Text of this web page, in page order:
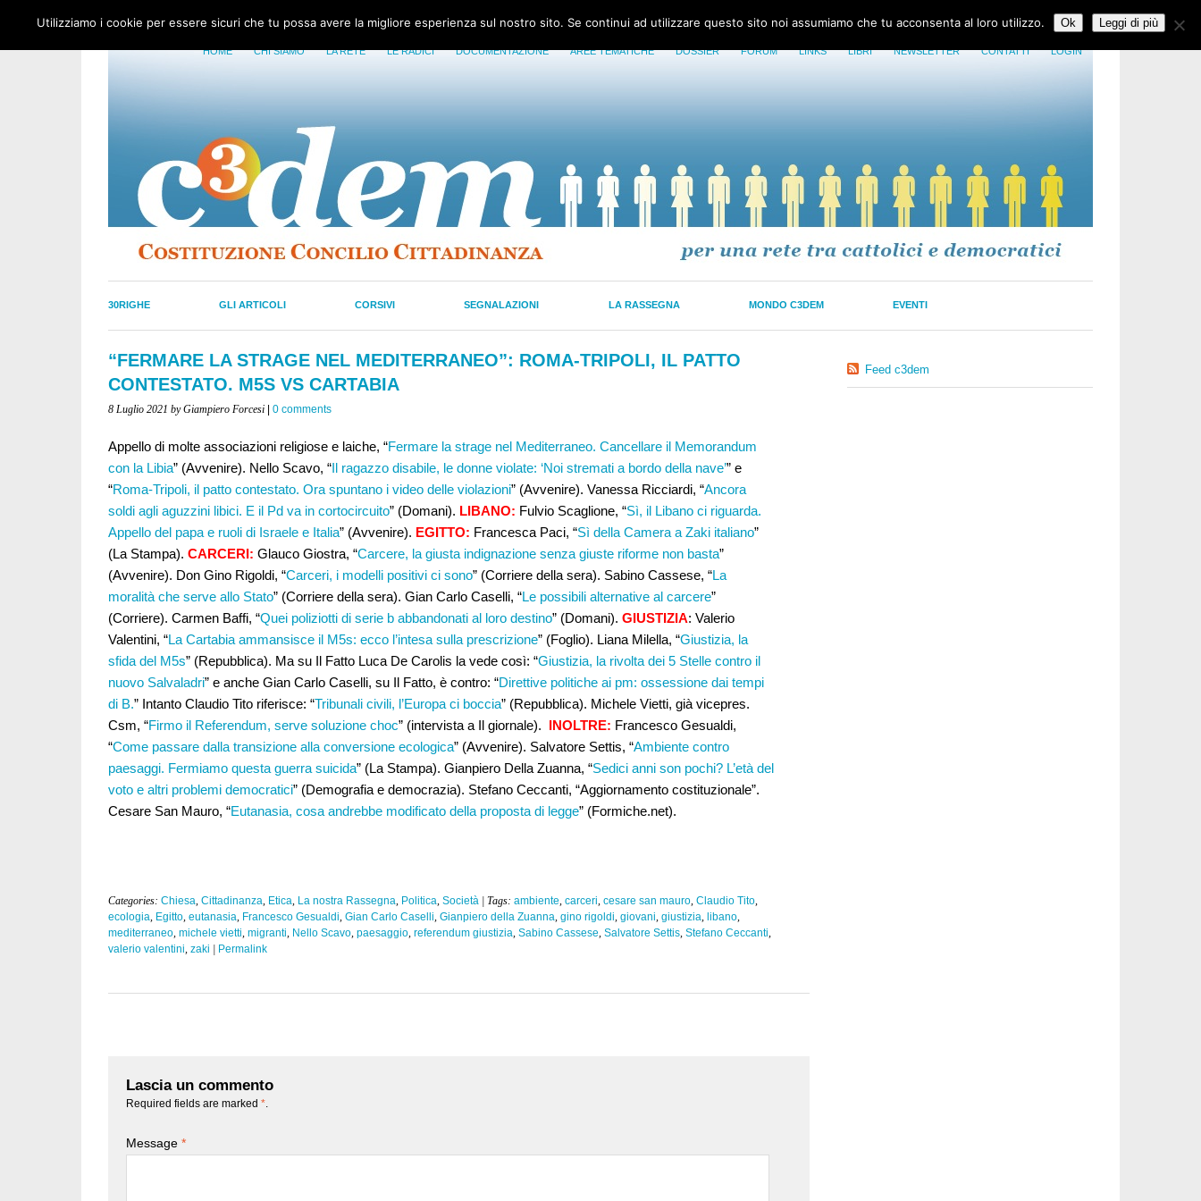
HOME CHI SIAMO LA RETE LE RADICI DOCUMENTAZIONE AREE TEMATICHE DOSSIER FORUM LINKS LIBRI NEWSLETTER CONTATTI LOGIN
30RIGHE GLI ARTICOLI CORSIVI SEGNALAZIONI LA RASSEGNA MONDO C3DEM EVENTI
“FERMARE LA STRAGE NEL MEDITERRANEO”: ROMA-TRIPOLI, IL PATTO
CONTESTATO. M5S VS CARTABIA
8 Luglio 2021 by Giampiero Forcesi 0 comments
Appello di molte associazioni religiose e laiche, “Fermare la strage nel Mediterraneo. Cancellare il Memorandum
con la Libia” (Avvenire). Nello Scavo, “Il ragazzo disabile, le donne violate: ‘Noi stremati a bordo della nave’” e
“Roma-Tripoli, il patto contestato. Ora spuntano i video delle violazioni” (Avvenire). Vanessa Ricciardi, “Ancora
soldi agli aguzzini libici. E il Pd va in cortocircuito” (Domani). LIBANO: Fulvio Scaglione, “Sì, il Libano ci riguarda.
Appello del papa e ruoli di Israele e Italia” (Avvenire). EGITTO: Francesca Paci, “Sì della Camera a Zaki italiano”
(La Stampa). CARCERI: Glauco Giostra, “Carcere, la giusta indignazione senza giuste riforme non basta”
(Avvenire). Don Gino Rigoldi, “Carceri, i modelli positivi ci sono” (Corriere della sera). Sabino Cassese, “La
moralità che serve allo Stato” (Corriere della sera). Gian Carlo Caselli, “Le possibili alternative al carcere”
(Corriere). Carmen Baffi, “Quei poliziotti di serie b abbandonati al loro destino” (Domani). GIUSTIZIA: Valerio
Valentini, “La Cartabia ammansisce il M5s: ecco l’intesa sulla prescrizione” (Foglio). Liana Milella, “Giustizia, la
sfida del M5s” (Repubblica). Ma su Il Fatto Luca De Carolis la vede così: “Giustizia, la rivolta dei 5 Stelle contro il
nuovo Salvaladri” e anche Gian Carlo Caselli, su Il Fatto, è contro: “Direttive politiche ai pm: ossessione dai tempi
di B.” Intanto Claudio Tito riferisce: “Tribunali civili, l’Europa ci boccia” (Repubblica). Michele Vietti, già vicepres.
Csm, “Firmo il Referendum, serve soluzione choc” (intervista a Il giornale). INOLTRE: Francesco Gesualdi,
“Come passare dalla transizione alla conversione ecologica” (Avvenire). Salvatore Settis, “Ambiente contro
paesaggi. Fermiamo questa guerra suicida” (La Stampa). Gianpiero Della Zuanna, “Sedici anni son pochi? L’età del
voto e altri problemi democratici” (Demografia e democrazia). Stefano Ceccanti, “Aggiornamento costituzionale”.
Cesare San Mauro, “Eutanasia, cosa andrebbe modificato della proposta di legge” (Formiche.net).
Categories: Chiesa, Cittadinanza, Etica, La nostra Rassegna, Politica, Società | Tags: ambiente, carceri, cesare san mauro, Claudio Tito,
ecologia, Egitto, eutanasia, Francesco Gesualdi, Gian Carlo Caselli, Gianpiero della Zuanna, gino rigoldi, giovani, giustizia, libano,
mediterraneo, michele vietti, migranti, Nello Scavo, paesaggio, referendum giustizia, Sabino Cassese, Salvatore Settis, Stefano Ceccanti,
valerio valentini, zaki Permalink
Lascia un commento
Required fields are marked *
Message *
Feed c3dem
Utilizziamo i cookie per essere sicuri che tu possa avere la migliore esperienza sul nostro sito. Se continui ad utilizzare questo sito noi assumiamo che tu acconsenta al loro utilizzo. Ok Leggi di più